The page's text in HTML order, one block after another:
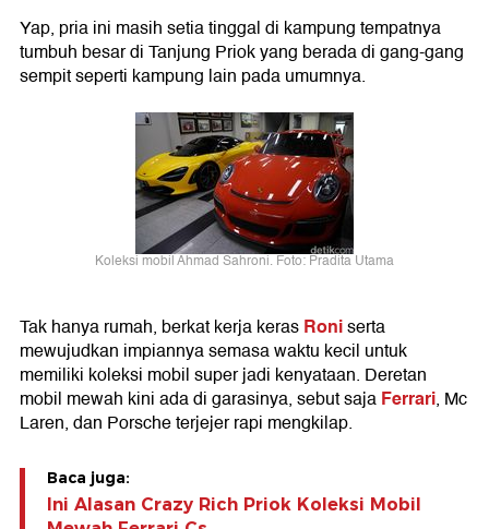
Yap, pria ini masih setia tinggal di kampung tempatnya
tumbuh besar di Tanjung Priok yang berada di gang-gang
sempit seperti kampung lain pada umumnya.
Koleksi mobil Ahmad Sahroni. Foto: Pradita Utama
Tak hanya rumah, berkat kerja kerasRoniserta
mewujudkan impiannya semasa waktu kecil untuk
memiliki koleksi mobil super jadi kenyataan. Deretan
mobil mewah kini ada di garasinya, sebut sajaFerrari, Mc
Laren, dan Porsche terjejer rapi mengkilap.
Baca juga:
Ini Alasan Crazy Rich Priok Koleksi Mobil